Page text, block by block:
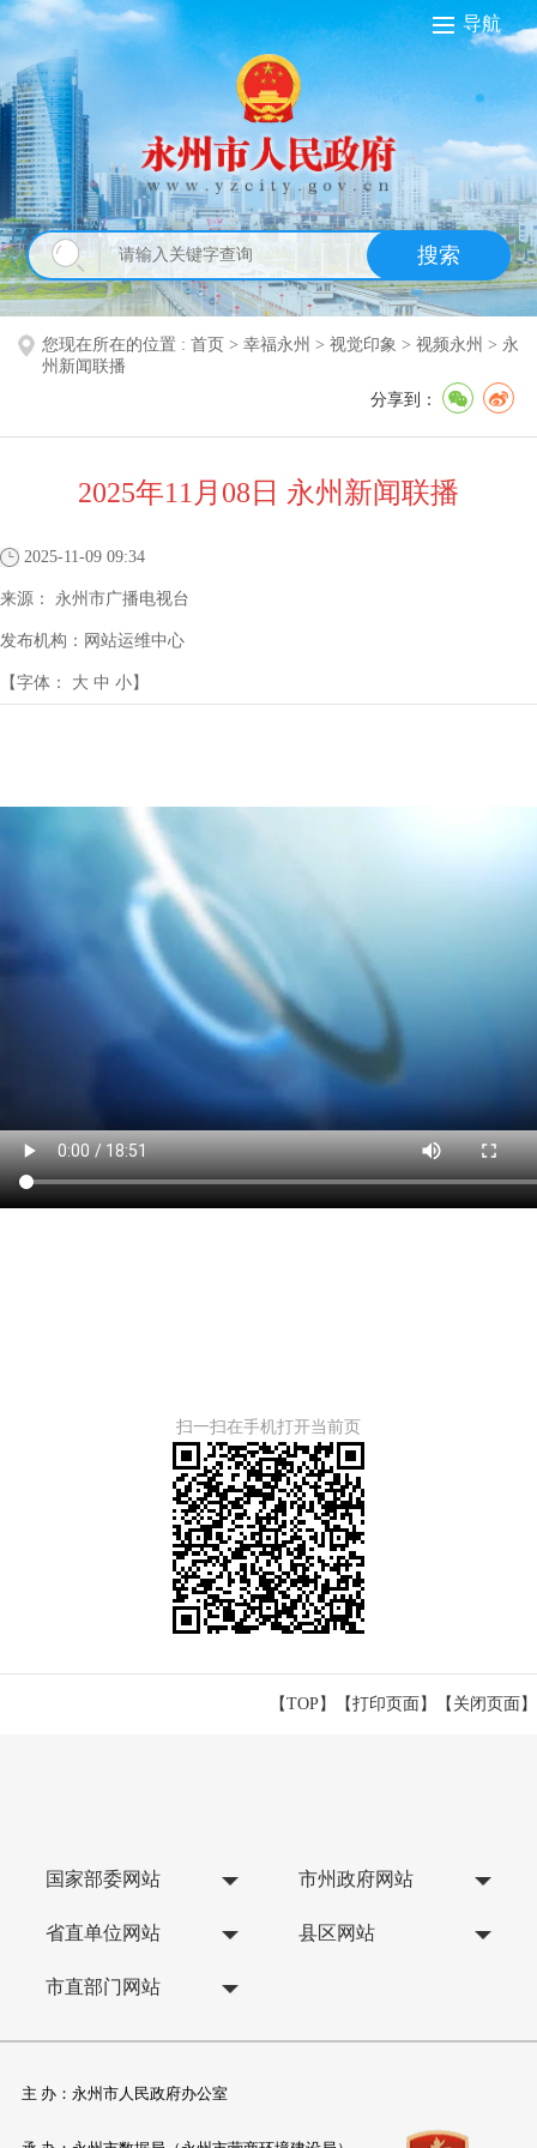
导航
搜索
您现在所在的位置 : 首页 > 幸福永州 > 视觉印象 > 视频永州 > 永
州新闻联播
分享到：
2025年11月08日 永州新闻联播
2025-11-09 09:34
来源： 永州市广播电视台
发布机构： 网站运维中心
【字体： 大 中 小】
扫一扫在手机打开当前页
【TOP】 【打印页面】【 关闭页面】
国家部委网站 市州政府网站
省直单位网站 县区网站
市直部门网站
主 办：永州市人民政府办公室